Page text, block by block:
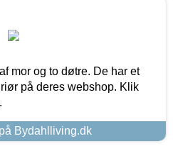
mor og to døtre. De har et
på deres webshop. Klik
Bydahlliving.dk